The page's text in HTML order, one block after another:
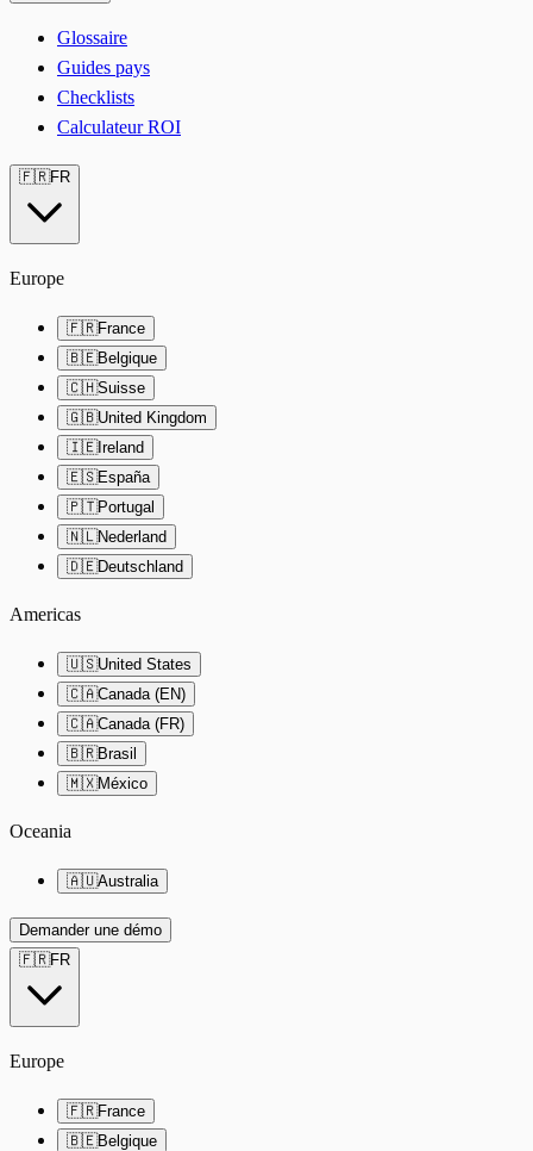
Glossaire
Guides pays
Checklists
Calculateur ROI
🇫🇷FR
Europe
🇫🇷France
🇧🇪Belgique
🇨🇭Suisse
🇬🇧United Kingdom
🇮🇪Ireland
🇪🇸España
🇵🇹Portugal
🇳🇱Nederland
🇩🇪Deutschland
Americas
🇺🇸United States
🇨🇦Canada (EN)
🇨🇦Canada (FR)
🇧🇷Brasil
🇲🇽México
Oceania
🇦🇺Australia
Demander une démo
🇫🇷FR
Europe
🇫🇷France
🇧🇪Belgique